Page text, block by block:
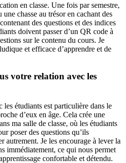
en classe. Une fois par semestre,
une chasse au trésor en cachant des
des questions et des indices
doivent passer d’un QR code à
sur le contenu du cours. Je
et efficace d’apprendre et de
votre relation avec les
les étudiants est particulière dans le
d’eux en âge. Cela crée une
ma salle de classe, où les étudiants
poser des questions qu’ils
autrement. Je les encourage à lever la
immédiatement, ce qui nous permet
confortable et détendu.